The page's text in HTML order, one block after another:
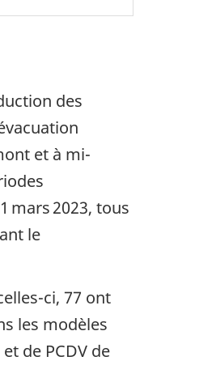
des
et à mi-
mars 2023, tous
le
ci, 77 ont
les modèles
de PCDV de